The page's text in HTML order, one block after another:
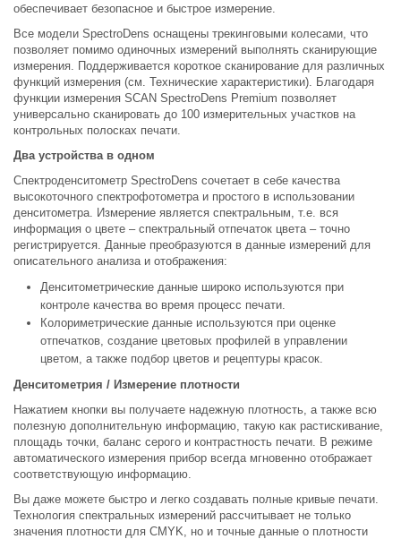
обеспечивает безопасное и быстрое измерение.
Все модели SpectroDens оснащены трекинговыми колесами, что
позволяет помимо одиночных измерений выполнять сканирующие
измерения. Поддерживается короткое сканирование для различных
функций измерения (см. Технические характеристики). Благодаря
функции измерения SCAN SpectroDens Premium позволяет
универсально сканировать до 100 измерительных участков на
контрольных полосках печати.
Два устройства в одном
Спектроденситометр SpectroDens сочетает в себе качества
высокоточного спектрофотометра и простого в использовании
денситометра. Измерение является спектральным, т.е. вся
информация о цвете – спектральный отпечаток цвета – точно
регистрируется. Данные преобразуются в данные измерений для
описательного анализа и отображения:
Денситометрические данные широко используются при
контроле качества во время процесс печати.
Колориметрические данные используются при оценке
отпечатков, создание цветовых профилей в управлении
цветом, а также подбор цветов и рецептуры красок.
Денситометрия / Измерение плотности
Нажатием кнопки вы получаете надежную плотность, а также всю
полезную дополнительную информацию, такую ​​как растискивание,
площадь точки, баланс серого и контрастность печати. В режиме
автоматического измерения прибор всегда мгновенно отображает
соответствующую информацию.
Вы даже можете быстро и легко создавать полные кривые печати.
Технология спектральных измерений рассчитывает не только
значения плотности для CMYK, но и точные данные о плотности